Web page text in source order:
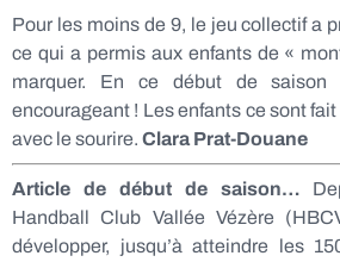
Pour les moins de 9, le jeu collectif a
ce qui a permis aux enfants de «
marquer. En ce début de
encourageant ! Les enfants ce sont
avec le sourire. Clara Prat-Douane
Article de début de saison…
Handball Club Vallée Vézère
développer, jusqu’à atteindre les